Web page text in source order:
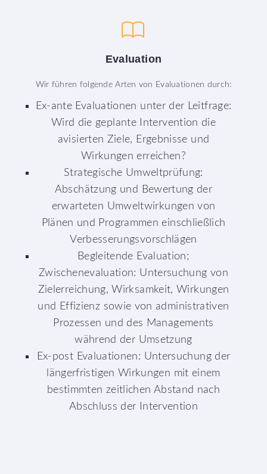
Evaluation
Wir führen folgende Arten von Evaluationen durch:
Ex-ante Evaluationen unter der Leitfrage:
Wird die geplante Intervention die
avisierten Ziele, Ergebnisse und
Wirkungen erreichen?
Strategische Umweltprüfung:
Abschätzung und Bewertung der
erwarteten Umweltwirkungen von
Plänen und Programmen einschließlich
Verbesserungsvorschlägen
Begleitende Evaluation;
Zwischenevaluation: Untersuchung von
Zielerreichung, Wirksamkeit, Wirkungen
und Effizienz sowie von administrativen
Prozessen und des Managements
während der Umsetzung
Ex-post Evaluationen: Untersuchung der
längerfristigen Wirkungen mit einem
bestimmten zeitlichen Abstand nach
Abschluss der Intervention